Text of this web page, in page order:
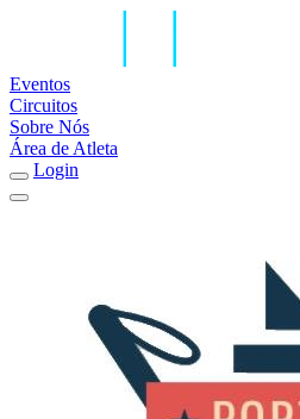
Eventos
Circuitos
Sobre Nós
Área de Atleta
Login